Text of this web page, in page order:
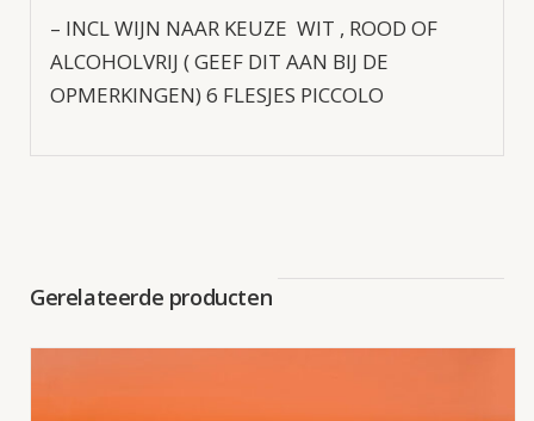
– INCL WIJN NAAR KEUZE WIT , ROOD OF
ALCOHOLVRIJ ( GEEF DIT AAN BIJ DE
OPMERKINGEN) 6 FLESJES PICCOLO
Gerelateerde producten